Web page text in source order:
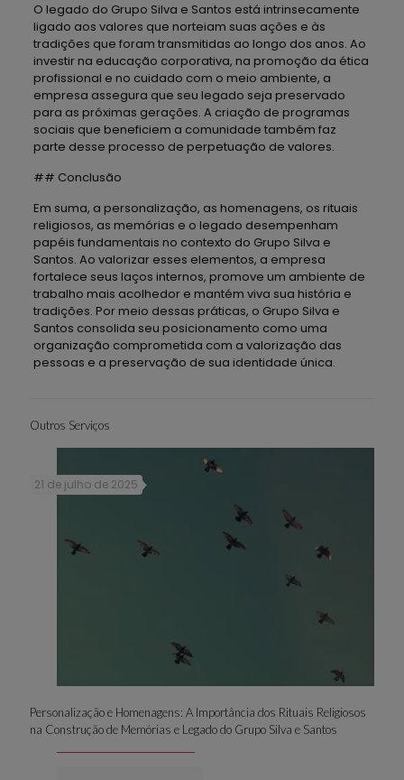
O legado do Grupo Silva e Santos está intrinsecamente
ligado aos valores que norteiam suas ações e às
tradições que foram transmitidas ao longo dos anos. Ao
investir na educação corporativa, na promoção da ética
profissional e no cuidado com o meio ambiente, a
empresa assegura que seu legado seja preservado
para as próximas gerações. A criação de programas
sociais que beneficiem a comunidade também faz
parte desse processo de perpetuação de valores.
## Conclusão
Em suma, a personalização, as homenagens, os rituais
religiosos, as memórias e o legado desempenham
papéis fundamentais no contexto do Grupo Silva e
Santos. Ao valorizar esses elementos, a empresa
fortalece seus laços internos, promove um ambiente de
trabalho mais acolhedor e mantém viva sua história e
tradições. Por meio dessas práticas, o Grupo Silva e
Santos consolida seu posicionamento como uma
organização comprometida com a valorização das
pessoas e a preservação de sua identidade única.
Outros Serviços
21 de julho de 2025
Personalização e Homenagens: A Importância dos Rituais Religiosos
na Construção de Memórias e Legado do Grupo Silva e Santos